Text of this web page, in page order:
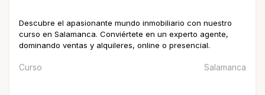
Descubre el apasionante mundo inmobiliario con nuestro
curso en Salamanca. Conviértete en un experto agente,
dominando ventas y alquileres, online o presencial.
Curso Salamanca